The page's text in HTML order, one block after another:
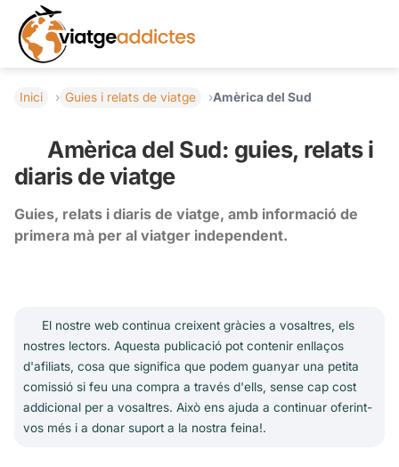
Inici Guies i relats de viatge Amèrica del Sud
Amèrica del Sud: guies, relats i
diaris de viatge
Guies, relats i diaris de viatge, amb informació de
primera mà per al viatger independent.
El nostre web continua creixent gràcies a vosaltres, els
nostres lectors. Aquesta publicació pot contenir enllaços
d'afiliats, cosa que significa que podem guanyar una petita
comissió si feu una compra a través d'ells, sense cap cost
addicional per a vosaltres. Això ens ajuda a continuar oferint-
vos més i a donar suport a la nostra feina!.